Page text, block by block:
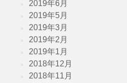
2019年6月
2019年5月
2019年3月
2019年2月
2019年1月
2018年12月
2018年11月